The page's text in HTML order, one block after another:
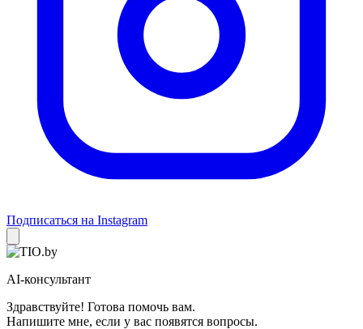
Подписаться на Instagram
AI-консультант
Здравствуйте! Готова помочь вам.
Напишите мне, если у вас появятся вопросы.